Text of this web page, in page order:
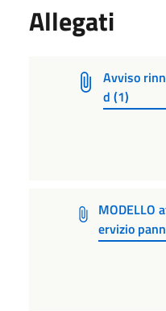
Allegati
Avviso
d (1)
MODELLO
ervizio